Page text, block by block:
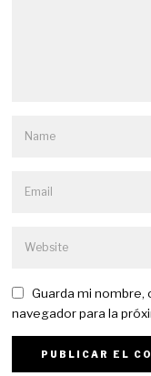
Guarda mi
navegador para la